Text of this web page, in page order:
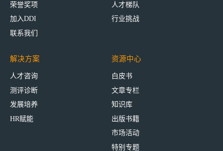
荣誉奖项
加入DDI
联系我们
人才梯队
行业挑战
解决方案
人才咨询
测评诊断
发展培养
HR赋能
资源中心
白皮书
文章专栏
知识库
出版书籍
市场活动
特别专题